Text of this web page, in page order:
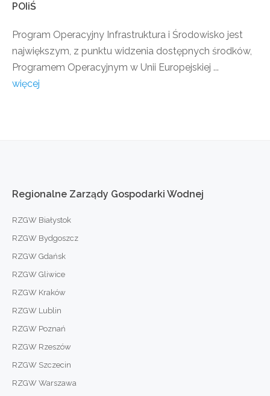
POIiŚ
Program Operacyjny Infrastruktura i Środowisko jest
największym, z punktu widzenia dostępnych środków,
Programem Operacyjnym w Unii Europejskiej ...
więcej
Regionalne Zarządy Gospodarki Wodnej
RZGW Białystok
RZGW Bydgoszcz
RZGW Gdańsk
RZGW Gliwice
RZGW Kraków
RZGW Lublin
RZGW Poznań
RZGW Rzeszów
RZGW Szczecin
RZGW Warszawa